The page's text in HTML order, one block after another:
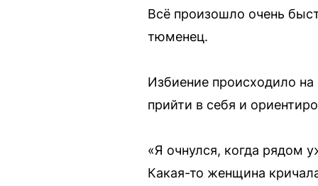
Всё произошло очень
тюменец.
Избиение происходило
прийти в себя и
«Я очнулся, когда рядом
Какая-то женщина